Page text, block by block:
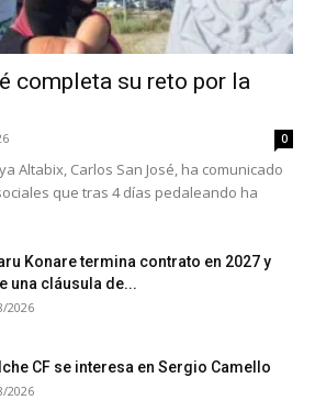
completa su reto por la
0
Altabix, Carlos San José, ha comunicado
que tras 4 días pedaleando ha
Konare termina contrato en 2027 y
una cláusula de...
2026
CF se interesa en Sergio Camello
2026